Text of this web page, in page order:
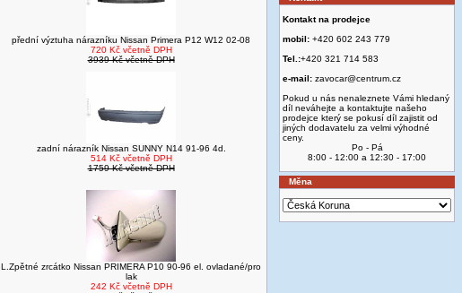
přední výztuha nárazníku Nissan Primera P12 W12 02-08
720 Kč včetně DPH
3939 Kč včetně DPH
zadní nárazník Nissan SUNNY N14 91-96 4d.
514 Kč včetně DPH
1759 Kč včetně DPH
L.Zpětné zrcátko Nissan PRIMERA P10 90-96 el. ovladané/pro
lak
242 Kč včetně DPH
Kontakt na prodejce
mobil: +420 602 243 779
Tel.:+420 321 714 583
e-mail: zavocar@centrum.cz
Pokud u nás nenaleznete Vámi hledaný
díl neváhejte a kontaktujte našeho
prodejce který se pokusí díl zajistit od
jiných dodavatelu za velmi výhodné
ceny.
Po - Pá
8:00 - 12:00 a 12:30 - 17:00
Měna